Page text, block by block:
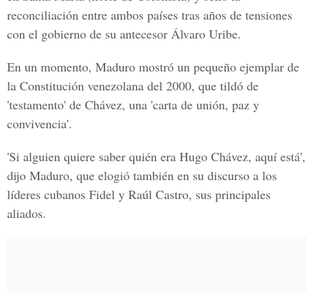
reconciliación entre ambos países tras años de tensiones
con el gobierno de su antecesor Álvaro Uribe.
En un momento, Maduro mostró un pequeño ejemplar de
la Constitución venezolana del 2000, que tildó de
'testamento' de Chávez, una 'carta de unión, paz y
convivencia'.
'Si alguien quiere saber quién era Hugo Chávez, aquí está',
dijo Maduro, que elogió también en su discurso a los
líderes cubanos Fidel y Raúl Castro, sus principales
aliados.